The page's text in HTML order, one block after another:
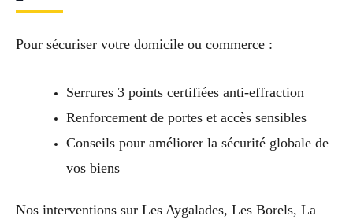
Pour sécuriser votre domicile ou commerce :
Serrures 3 points certifiées anti-effraction
Renforcement de portes et accès sensibles
Conseils pour améliorer la sécurité globale de
vos biens
Nos interventions sur Les Aygalades, Les Borels, La